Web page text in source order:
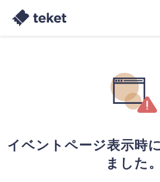
イベントページ表示時
ました。